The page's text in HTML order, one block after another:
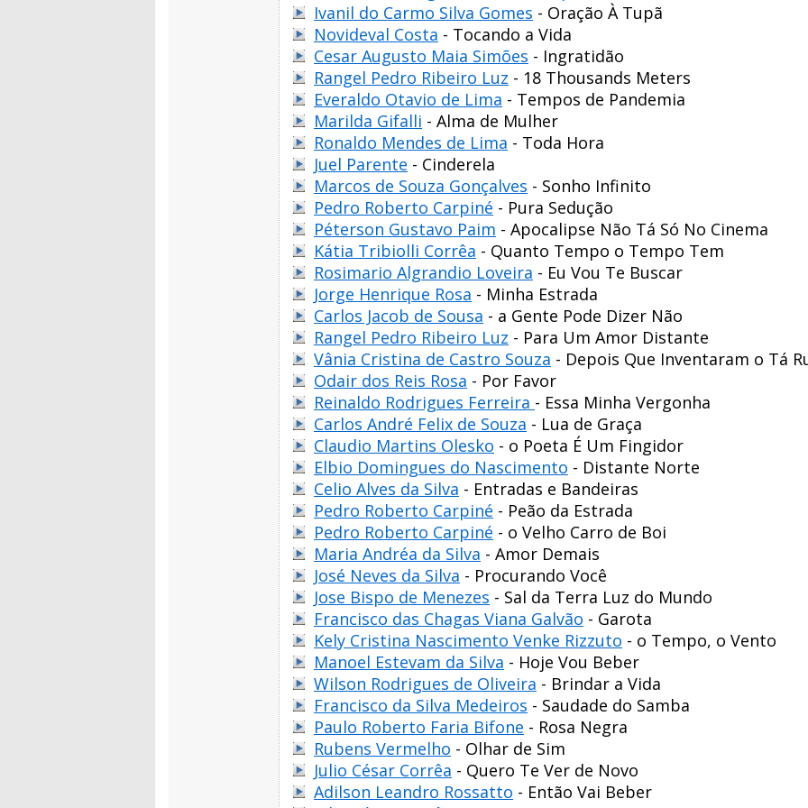
Ivanil do Carmo Silva Gomes - Oração À Tupã
Novideval Costa - Tocando a Vida
Cesar Augusto Maia Simões - Ingratidão
Rangel Pedro Ribeiro Luz - 18 Thousands Meters
Everaldo Otavio de Lima - Tempos de Pandemia
Marilda Gifalli - Alma de Mulher
Ronaldo Mendes de Lima - Toda Hora
Juel Parente - Cinderela
Marcos de Souza Gonçalves - Sonho Infinito
Pedro Roberto Carpiné - Pura Sedução
Péterson Gustavo Paim - Apocalipse Não Tá Só No Cinema
Kátia Tribiolli Corrêa - Quanto Tempo o Tempo Tem
Rosimario Algrandio Loveira - Eu Vou Te Buscar
Jorge Henrique Rosa - Minha Estrada
Carlos Jacob de Sousa - a Gente Pode Dizer Não
Rangel Pedro Ribeiro Luz - Para Um Amor Distante
Vânia Cristina de Castro Souza - Depois Que Inventaram o Tá
Odair dos Reis Rosa - Por Favor
Reinaldo Rodrigues Ferreira - Essa Minha Vergonha
Carlos André Felix de Souza - Lua de Graça
Claudio Martins Olesko - o Poeta É Um Fingidor
Elbio Domingues do Nascimento - Distante Norte
Celio Alves da Silva - Entradas e Bandeiras
Pedro Roberto Carpiné - Peão da Estrada
Pedro Roberto Carpiné - o Velho Carro de Boi
Maria Andréa da Silva - Amor Demais
José Neves da Silva - Procurando Você
Jose Bispo de Menezes - Sal da Terra Luz do Mundo
Francisco das Chagas Viana Galvão - Garota
Kely Cristina Nascimento Venke Rizzuto - o Tempo, o Vento
Manoel Estevam da Silva - Hoje Vou Beber
Wilson Rodrigues de Oliveira - Brindar a Vida
Francisco da Silva Medeiros - Saudade do Samba
Paulo Roberto Faria Bifone - Rosa Negra
Rubens Vermelho - Olhar de Sim
Julio César Corrêa - Quero Te Ver de Novo
Adilson Leandro Rossatto - Então Vai Beber